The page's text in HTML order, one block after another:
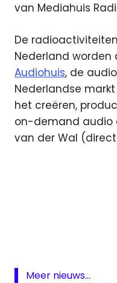
van Mediahuis
De
Nederland worden
Audiohuis, de
Nederlandse
het creëren,
on-demand audio
van der Wal
Meer nieuws...